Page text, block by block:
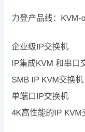
力登产品线：KVM-
企业级IP交换机
IP集成KVM 和串口
SMB IP KVM交换机
单端口IP交换机
4K高性能的IP KVM